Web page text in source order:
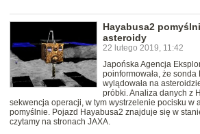
Hayabusa2
asteroidy
22 lutego 2019, 11:42
Japońska Agencja
poinformowała, że
wylądowała na
próbki. Analiza danych z
sekwencja operacji, w tym wystrzelenie pocisku w
pomyślnie. Pojazd Hayabusa2 znajduje się w
czytamy na stronach JAXA.